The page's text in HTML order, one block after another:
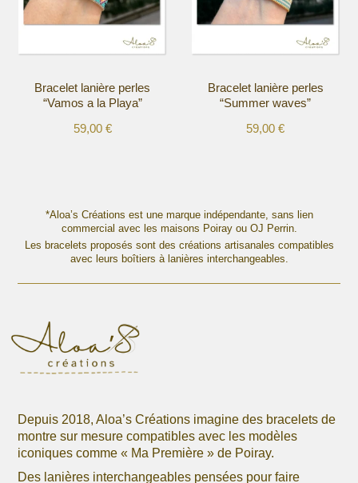
peuvent
être
sur
page
peuvent
être
sur
page
Bracelet lanière perles
“Vamos a la Playa”
59,00 €
variations.
options
page
Bracelet lanière perles
“Summer waves”
59,00€
variations.
Les
options
peuvent
*Aloa’s Créations est une marque indépendante, sans lien
commercial avec les maisons Poiray ou OJ Perrin.
Les bracelets proposés sont des créations artisanales compatibles
avec leurs boîtiers à lanières interchangeables.
Depuis 2018, Aloa’s Créations imagine des bracelets de
montre sur mesure compatibles avec les modèles
iconiques comme « Ma Première » de Poiray.
Des lanières interchangeables pensées pour faire